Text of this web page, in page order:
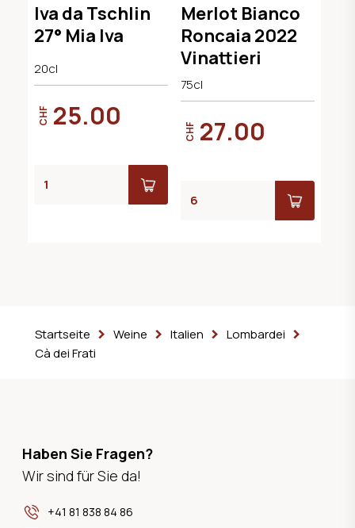
Iva da Tschlin
27° Mia Iva
20cl
CHF 25.00
Merlot Bianco
Roncaia 2022
Vinattieri
75cl
CHF 27.00
Startseite Weine Italien
Lombardei
Cà dei Frati
Haben Sie Fragen?
Wir sind für Sie da!
+41 81 838 84 86